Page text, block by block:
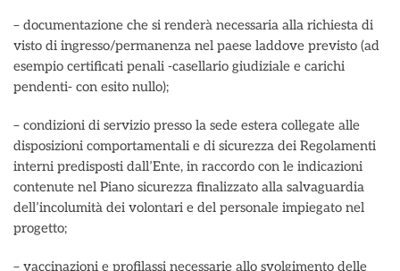
– documentazione che si renderà necessaria alla richiesta di
visto di ingresso/permanenza nel paese laddove previsto (ad
esempio certificati penali -casellario giudiziale e carichi
pendenti- con esito nullo);
– condizioni di servizio presso la sede estera collegate alle
disposizioni comportamentali e di sicurezza dei Regolamenti
interni predisposti dall’Ente, in raccordo con le indicazioni
contenute nel Piano sicurezza finalizzato alla salvaguardia
dell’incolumità dei volontari e del personale impiegato nel
progetto;
– vaccinazioni e profilassi necessarie allo svolgimento delle